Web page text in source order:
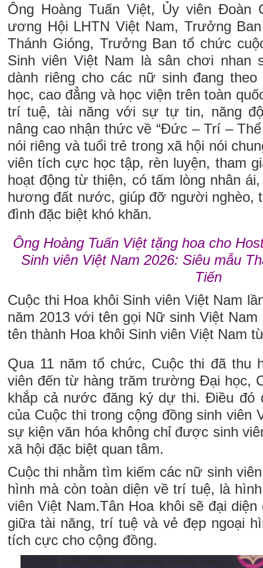
Ông Hoàng Tuấn Việt, Ủy viên Đoàn
ương Hội LHTN Việt Nam, Trưởng
Thánh Gióng, Trưởng Ban tổ chức
Sinh viên Việt Nam là sân chơi nhan
dành riêng cho các nữ sinh đang
học, cao đẳng và học viện trên toàn
trí tuệ, tài năng với sự tự tin, năng
nâng cao nhận thức về “Đức – Trí –
nói riêng và tuổi trẻ trong xã hội nói
viên tích cực học tập, rèn luyện, tham
hoạt động từ thiện, có tấm lòng nhân
hương đất nước, giúp đỡ người nghèo,
đình đặc biệt khó khăn.
Ông Hoàng Tuấn Việt tặng hoa cho
Sinh viên Việt Nam 2026: Siêu mẫu
Tiến
Cuộc thi Hoa khôi Sinh viên Việt Nam
năm 2013 với tên gọi Nữ sinh Việt Nam
tên thành Hoa khôi Sinh viên Việt Nam
Qua 11 năm tổ chức, Cuộc thi đã thu
viên đến từ hàng trăm trường Đại học,
khắp cả nước đăng ký dự thi. Điều đó
của Cuộc thi trong cộng đồng sinh viên
sự kiện văn hóa không chỉ được sinh
xã hội đặc biệt quan tâm.
Cuộc thi nhằm tìm kiếm các nữ sinh
hình mà còn toàn diện về trí tuệ, là
viên Việt Nam.Tân Hoa khôi sẽ đại
giữa tài năng, trí tuệ và vẻ đẹp ngoại
tích cực cho cộng đồng.